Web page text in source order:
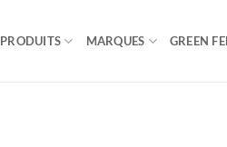
PRODUITS MARQUES GREEN